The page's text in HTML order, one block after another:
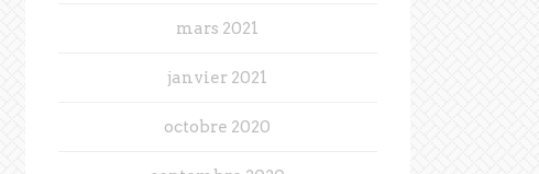
mars 2021
janvier 2021
octobre 2020